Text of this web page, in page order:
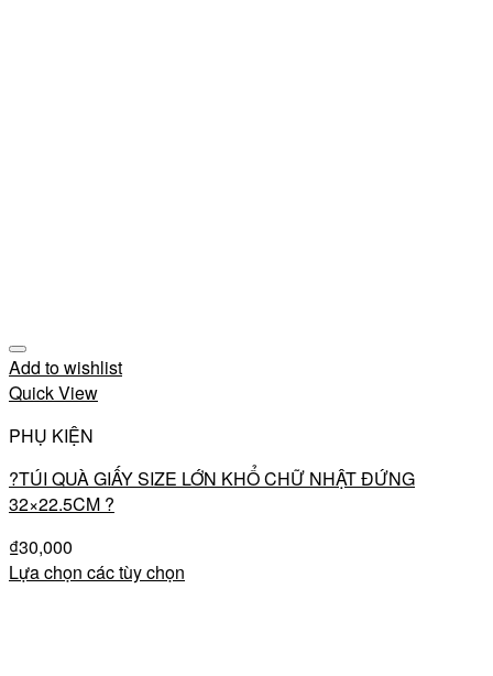
Add to wishlist
Quick View
PHỤ KIỆN
?TÚI QUÀ GIẤY SIZE LỚN KHỔ CHỮ NHẬT ĐỨNG
32×22.5CM ?
₫30,000
Lựa chọn các tùy chọn